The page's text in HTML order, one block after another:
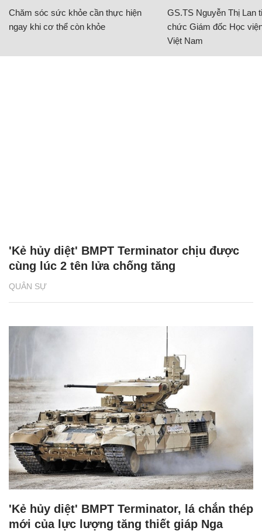
Chăm sóc sức khỏe cần thực hiện
ngay khi cơ thể còn khỏe
GS.TS Nguyễn Thị Lan
chức Giám đốc Học
Việt Nam
QUÂN SỰ
'Kẻ hủy diệt' BMPT Terminator chịu được
cùng lúc 2 tên lửa chống tăng
'Kẻ hủy diệt' BMPT Terminator, lá chắn thép
mới của lực lượng tăng thiết giáp Nga